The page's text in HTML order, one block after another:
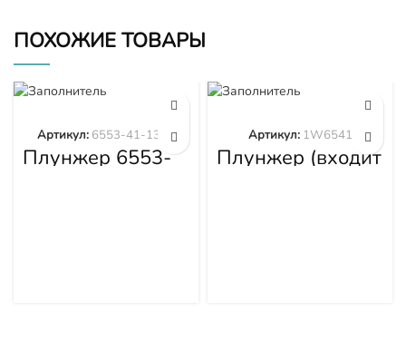
ПОХОЖИЕ ТОВАРЫ
Плунжер 6553-
41-1300
Артикул: 6553-41-1300
Плунжер (входит
в 1W6539)
Артикул: 1W6541